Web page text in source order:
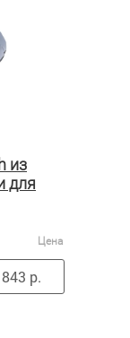
из
для
Цена
р.